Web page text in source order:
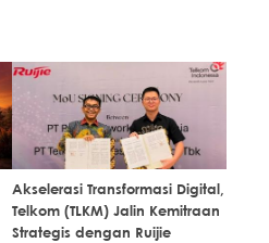
Akselerasi Transformasi Digital,
Telkom (TLKM) Jalin Kemitraan
Strategis dengan Ruijie